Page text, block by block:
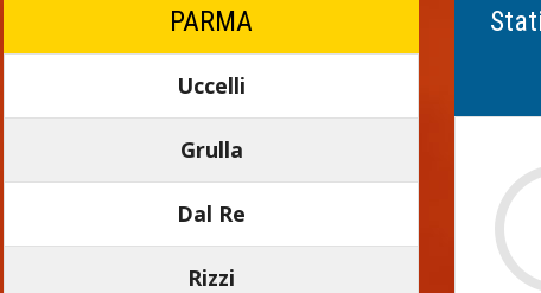
PARMA
Uccelli
Grulla
Dal Re
Rizzi